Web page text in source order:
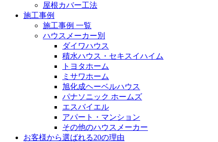
屋根カバー工法
施工事例
施工事例 一覧
ハウスメーカー別
ダイワハウス
積水ハウス・セキスイハイム
トヨタホーム
ミサワホーム
旭化成ヘーベルハウス
パナソニック ホームズ
エスバイエル
アパート・マンション
その他のハウスメーカー
お客様から選ばれる20の理由